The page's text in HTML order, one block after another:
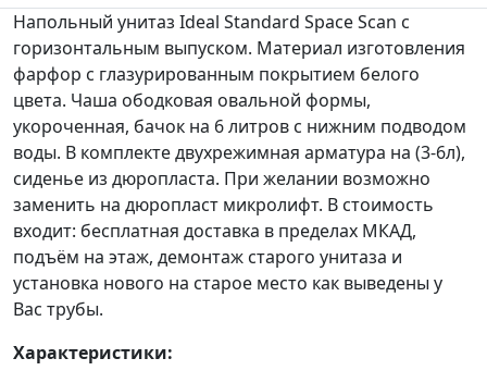
Напольный унитаз Ideal Standard Space Scan с
горизонтальным выпуском. Материал изготовления
фарфор с глазурированным покрытием белого
цвета. Чаша ободковая овальной формы,
укороченная, бачок на 6 литров с нижним подводом
воды. В комплекте двухрежимная арматура на (3-6л),
сиденье из дюропласта. При желании возможно
заменить на дюропласт микролифт. В стоимость
входит: бесплатная доставка в пределах МКАД,
подъём на этаж, демонтаж старого унитаза и
установка нового на старое место как выведены у
Вас трубы.
Характеристики: